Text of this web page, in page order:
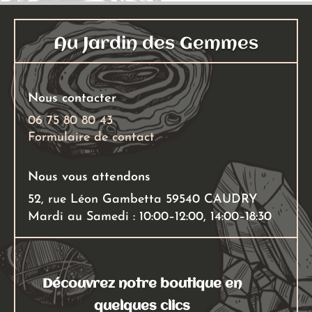
peuvent
être
choisies
sur
la
page
du
choisies
Au Jardin des Gemmes
Nous contacter
06 75 80 80 43
Formulaire de contact
Nous vous attendons
52, rue Léon Gambetta 59540 CAUDRY
Mardi au Samedi : 10:00–12:00, 14:00–18:30
Découvrez notre boutique en
quelques clics